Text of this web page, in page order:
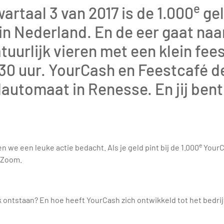
3 van 2017 is de 1.000e
Nederland. En de eer gaat
vieren met een klein
uur. YourCash en Feestcafé
in Renesse. En jij
we een leuke actie bedacht. Als je geld pint bij de 1.000e
ontstaan? En hoe heeft YourCash zich ontwikkeld tot het